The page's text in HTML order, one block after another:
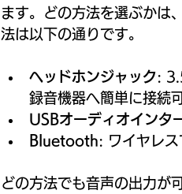
ます。どの方法を選ぶかは
法は以下の通りです。
ヘッドホンジャック:
録音機器へ簡単に接続可
USBオーディオインタ
Bluetooth: ワイヤレス
どの方法でも音声の出力が